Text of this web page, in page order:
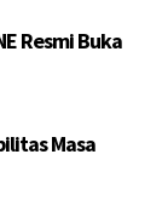
Resmi Buka
Masa